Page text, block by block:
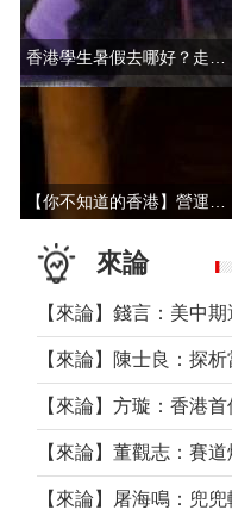
來論
【來論】董觀志：賽